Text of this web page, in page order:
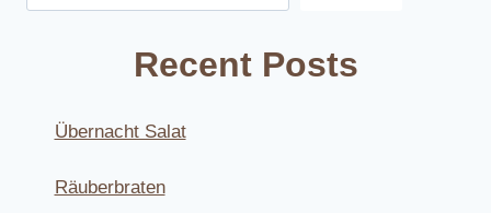
Recent Posts
Übernacht Salat
Räuberbraten